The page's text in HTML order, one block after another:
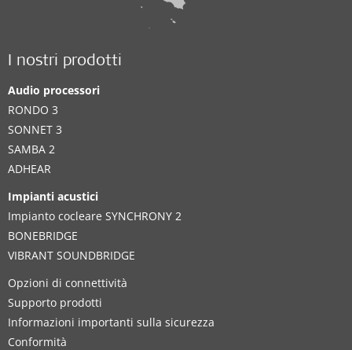
I nostri prodotti
Audio processori
RONDO 3
SONNET 3
SAMBA 2
ADHEAR
Impianti acustici
Impianto cocleare SYNCHRONY 2
BONEBRIDGE
VIBRANT SOUNDBRIDGE
Opzioni di connettività
Supporto prodotti
Informazioni importanti sulla sicurezza
Conformità